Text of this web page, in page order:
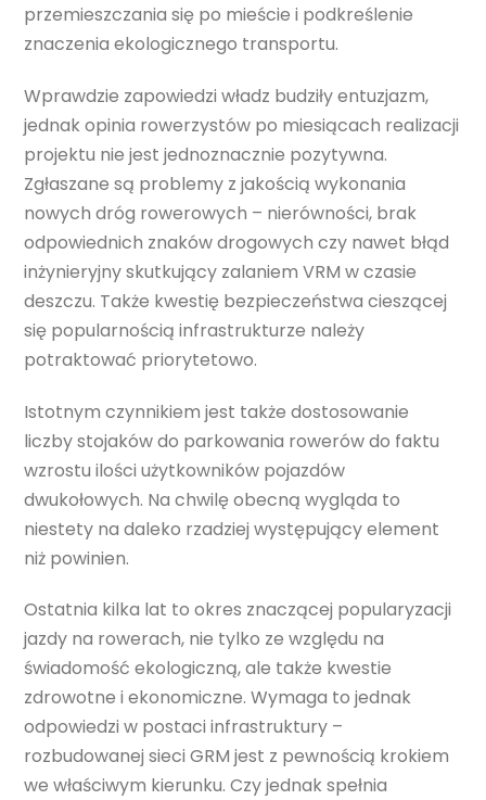
przemieszczania się po mieście i podkreślenie
znaczenia ekologicznego transportu.
Wprawdzie zapowiedzi władz budziły entuzjazm,
jednak opinia rowerzystów po miesiącach realizacji
projektu nie jest jednoznacznie pozytywna.
Zgłaszane są problemy z jakością wykonania
nowych dróg rowerowych – nierówności, brak
odpowiednich znaków drogowych czy nawet błąd
inżynieryjny skutkujący zalaniem VRM w czasie
deszczu. Także kwestię bezpieczeństwa cieszącej
się popularnością infrastrukturze należy
potraktować priorytetowo.
Istotnym czynnikiem jest także dostosowanie
liczby stojaków do parkowania rowerów do faktu
wzrostu ilości użytkowników pojazdów
dwukołowych. Na chwilę obecną wygląda to
niestety na daleko rzadziej występujący element
niż powinien.
Ostatnia kilka lat to okres znaczącej popularyzacji
jazdy na rowerach, nie tylko ze względu na
świadomość ekologiczną, ale także kwestie
zdrowotne i ekonomiczne. Wymaga to jednak
odpowiedzi w postaci infrastruktury –
rozbudowanej sieci GRM jest z pewnością krokiem
we właściwym kierunku. Czy jednak spełnia